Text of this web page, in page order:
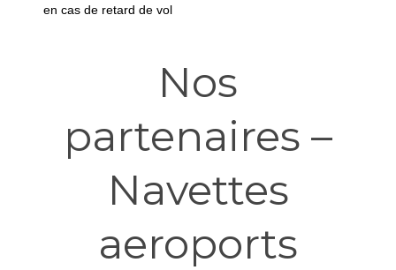
en cas de retard de vol
Nos
partenaires –
Navettes
aeroports